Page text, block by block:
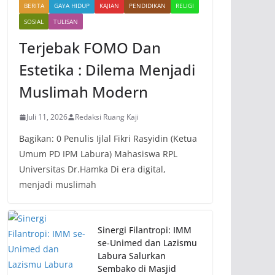
BERITA GAYA HIDUP KAJIAN PENDIDIKAN
RELIGI
SOSIAL
TULISAN
Terjebak FOMO Dan
Estetika : Dilema Menjadi
Muslimah Modern
Juli 11, 2026 Redaksi Ruang Kaji
Bagikan: 0 Penulis Ijlal Fikri Rasyidin (Ketua
Umum PD IPM Labura) Mahasiswa RPL
Universitas Dr.Hamka Di era digital,
menjadi muslimah
Sinergi Filantropi: IMM
se-Unimed dan Lazismu
Labura Salurkan
Sembako di Masjid